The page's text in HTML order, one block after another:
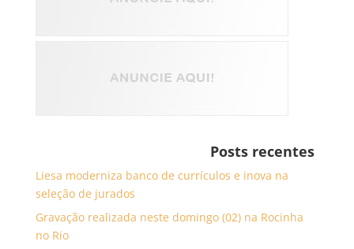
Posts recentes
Liesa moderniza banco de currículos e inova na
seleção de jurados
Gravação realizada neste domingo (02) na Rocinha
no Rio